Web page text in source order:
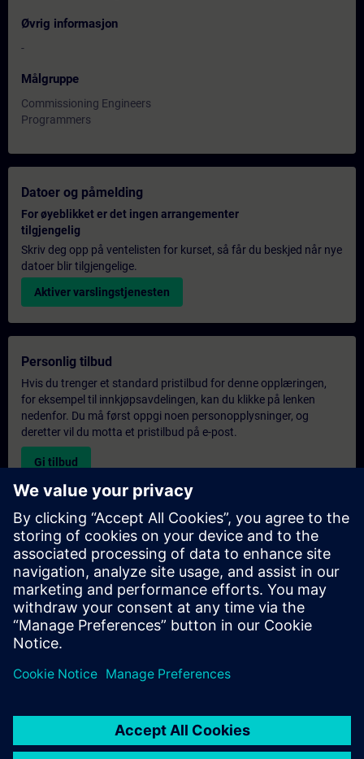
Øvrig informasjon
-
Målgruppe
Commissioning Engineers
Programmers
Datoer og påmelding
For øyeblikket er det ingen arrangementer
tilgjengelig
Skriv deg opp på ventelisten for kurset, så får du beskjed når nye
datoer blir tilgjengelige.
Aktiver varslingstjenesten
Personlig tilbud
Hvis du trenger et standard pristilbud for denne opplæringen,
for eksempel til innkjøpsavdelingen, kan du klikke på lenken
nedenfor. Du må først oppgi noen personopplysninger, og
deretter vil du motta et pristilbud på e-post.
Gi tilbud
Forespørsel om eksklusiv opplæring
Fyll ut skjemaet nedenfor hvis du ønsker et tilbud på et
eksklusivt kurs, enten på stedet, virtuelt eller på vårt SITRAIN-
kurssenter. Denne typen forespørsel passer for større grupper (6
personer eller flere). Etter at du har oppgitt kontaktinformasjon
og kursbehov, vil du motta et tilbud fra oss.
Be om eksklusivt tilbud